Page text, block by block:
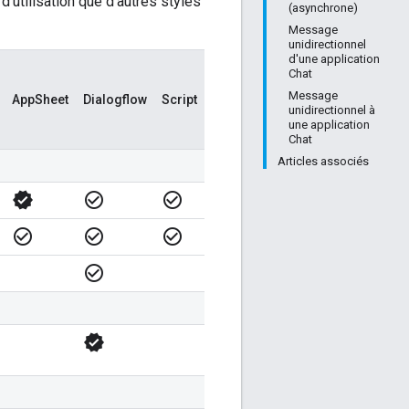
(asynchrone)
Message
unidirectionnel
d'une application
Chat
Message
unidirectionnel à
une application
Chat
Articles associés
AppSheet Dialogflow Script
verified check_circle_outline check_circle_outline
check_circle_outline check_circle_outline check_circle_outline
check_circle_outline
verified